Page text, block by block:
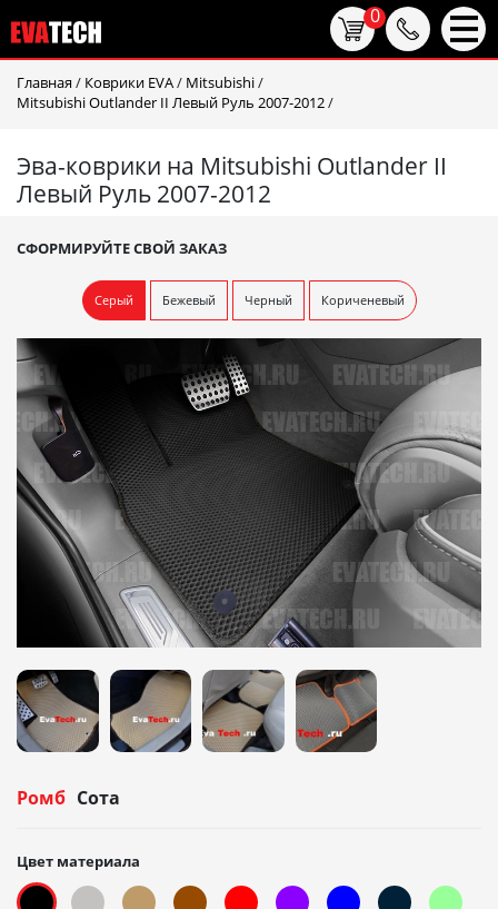
Главная / Коврики EVA/ Mitsubishi/
Mitsubishi Outlander II Левый Руль 2007-2012/
Эва-коврики на Mitsubishi Outlander II
Левый Руль 2007-2012
СФОРМИРУЙТЕ СВОЙ ЗАКАЗ
Серый Бежевый Черный Кориченевый
Ромб Сота
Цвет материала
0